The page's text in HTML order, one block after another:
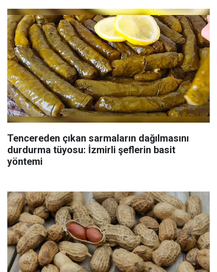
Tencereden çıkan sarmaların dağılmasını
durdurma tüyosu: İzmirli şeflerin basit
yöntemi